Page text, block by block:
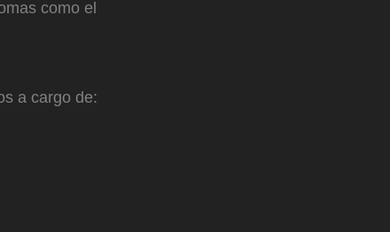
como el
a cargo de: